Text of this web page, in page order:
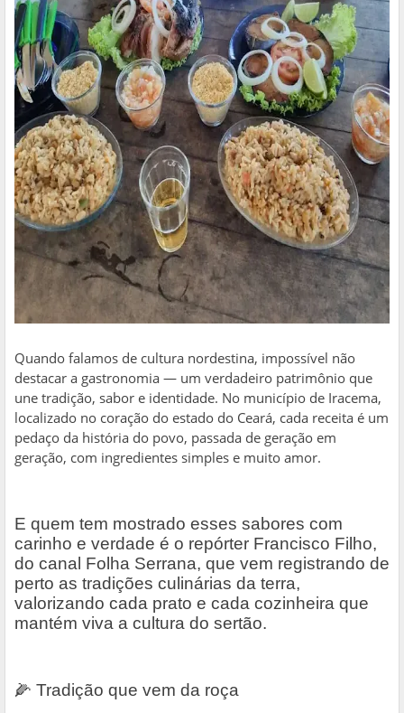
Quando falamos de cultura nordestina, impossível não
destacar a gastronomia — um verdadeiro patrimônio que
une tradição, sabor e identidade. No município de Iracema,
localizado no coração do estado do Ceará, cada receita é um
pedaço da história do povo, passada de geração em
geração, com ingredientes simples e muito amor.
E quem tem mostrado esses sabores com
carinho e verdade é o repórter Francisco Filho,
do canal Folha Serrana, que vem registrando de
perto as tradições culinárias da terra,
valorizando cada prato e cada cozinheira que
mantém viva a cultura do sertão.
🌽 Tradição que vem da roça